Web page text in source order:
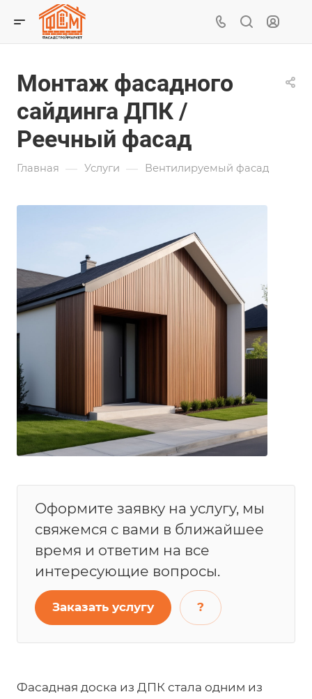
Монтаж фасадного
сайдинга ДПК /
Реечный фасад
Главная — Услуги — Вентилируемый фасад
Оформите заявку на услугу, мы
свяжемся с вами в ближайшее
время и ответим на все
интересующие вопросы.
Заказать услугу ?
Фасадная доска из ДПК стала одним из